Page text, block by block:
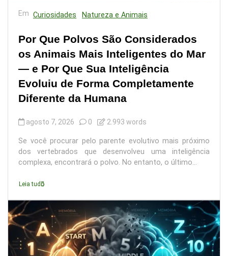
Em Curiosidades Natureza e Animais
Por Que Polvos São Considerados
os Animais Mais Inteligentes do Mar
— e Por Que Sua Inteligência
Evoluiu de Forma Completamente
Diferente da Humana
agosto 7, 2026 0 2.993 words
Se você procurar pelo parente evolutivo mais próximo
dos vertebrados que desenvolveu uma inteligência
complexa, encontrará o polvo. No entanto, o último...
Leia tudo